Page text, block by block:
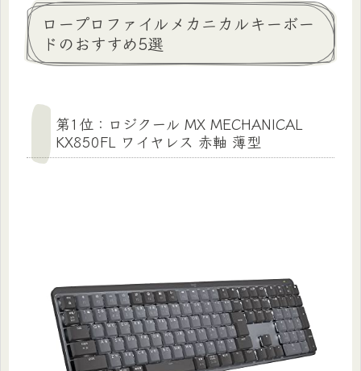
ロープロファイルメカニカルキーボー
ドのおすすめ5選
第1位：ロジクール MX MECHANICAL
KX850FL ワイヤレス 赤軸 薄型